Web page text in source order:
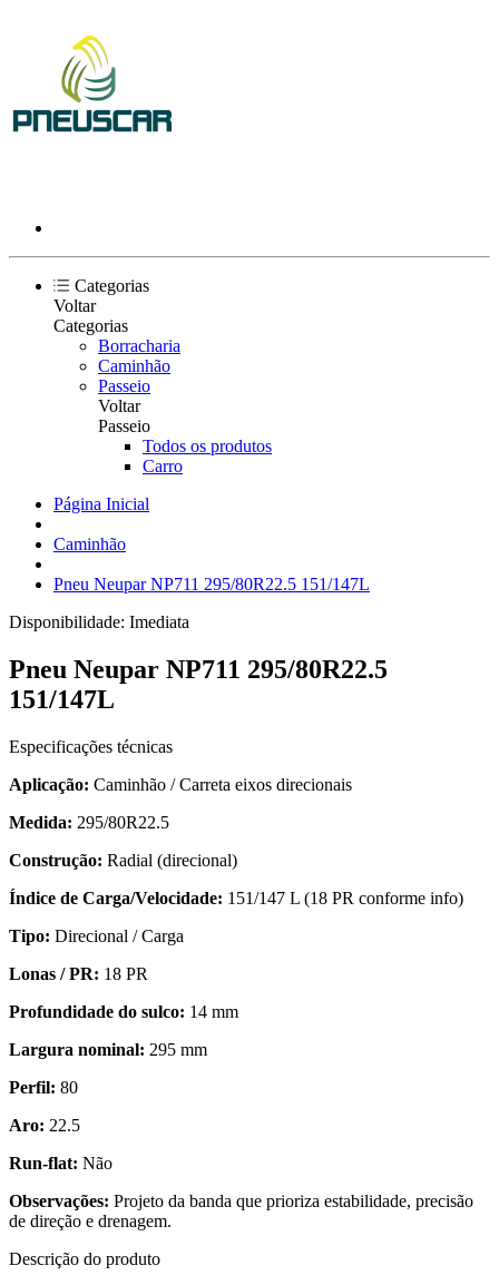
Categorias
Voltar
Categorias
Borracharia
Caminhão
Passeio
Voltar
Passeio
Todos os produtos
Carro
Página Inicial
Caminhão
Pneu Neupar NP711 295/80R22.5 151/147L
Disponibilidade: Imediata
Pneu Neupar NP711 295/80R22.5
151/147L
Especificações técnicas
Aplicação: Caminhão / Carreta eixos direcionais
Medida: 295/80R22.5
Construção: Radial (direcional)
Índice de Carga/Velocidade: 151/147 L (18 PR conforme info)
Tipo: Direcional / Carga
Lonas / PR: 18 PR
Profundidade do sulco: 14 mm
Largura nominal: 295 mm
Perfil: 80
Aro: 22.5
Run-flat: Não
Observações: Projeto da banda que prioriza estabilidade, precisão
de direção e drenagem.
Descrição do produto